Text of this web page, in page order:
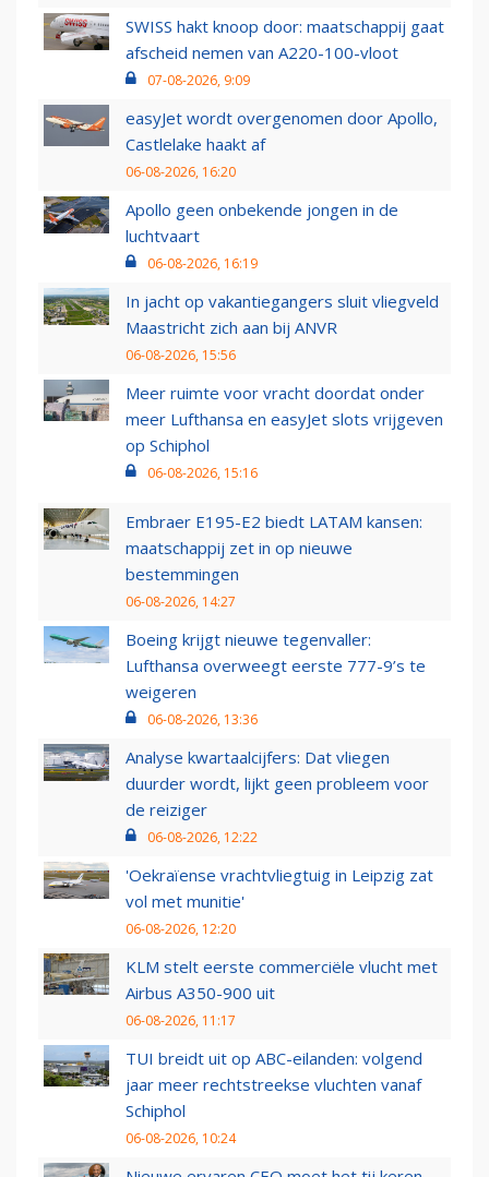
SWISS hakt knoop door: maatschappij gaat
afscheid nemen van A220-100-vloot
07-08-2026, 9:09
easyJet wordt overgenomen door Apollo,
Castlelake haakt af
06-08-2026, 16:20
Apollo geen onbekende jongen in de
luchtvaart
06-08-2026, 16:19
In jacht op vakantiegangers sluit vliegveld
Maastricht zich aan bij ANVR
06-08-2026, 15:56
Meer ruimte voor vracht doordat onder
meer Lufthansa en easyJet slots vrijgeven
op Schiphol
06-08-2026, 15:16
Embraer E195-E2 biedt LATAM kansen:
maatschappij zet in op nieuwe
bestemmingen
06-08-2026, 14:27
Boeing krijgt nieuwe tegenvaller:
Lufthansa overweegt eerste 777-9’s te
weigeren
06-08-2026, 13:36
Analyse kwartaalcijfers: Dat vliegen
duurder wordt, lijkt geen probleem voor
de reiziger
06-08-2026, 12:22
'Oekraïense vrachtvliegtuig in Leipzig zat
vol met munitie'
06-08-2026, 12:20
KLM stelt eerste commerciële vlucht met
Airbus A350-900 uit
06-08-2026, 11:17
TUI breidt uit op ABC-eilanden: volgend
jaar meer rechtstreekse vluchten vanaf
Schiphol
06-08-2026, 10:24